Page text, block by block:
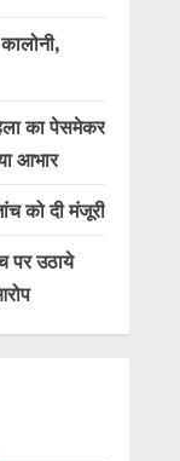
का पेसमेकर
आभार
को दी मंजूरी
पर उठाये